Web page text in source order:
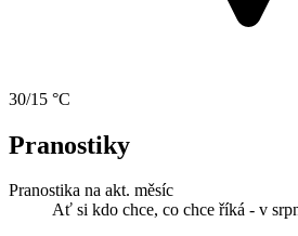
30/15 °C
Pranostiky
Pranostika na akt. měsíc
Ať si kdo chce, co chce říká - v